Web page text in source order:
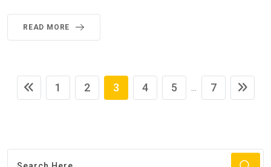
READ MORE
1 2 3 4 5 ... 7